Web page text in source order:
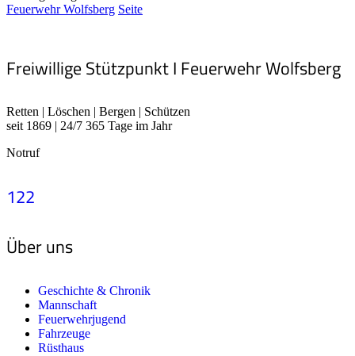
Feuerwehr Wolfsberg Seite
Freiwillige Stützpunkt I Feuerwehr Wolfsberg
Retten | Löschen | Bergen | Schützen
seit 1869 | 24/7 365 Tage im Jahr
Notruf
122
Über uns
Geschichte & Chronik
Mannschaft
Feuerwehrjugend
Fahrzeuge
Rüsthaus